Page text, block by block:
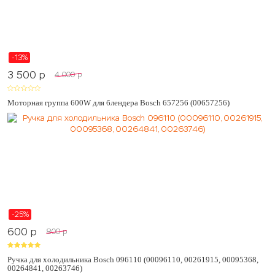
-13%
3 500 p 4 000 p
Моторная группа 600W для блендера Bosch 657256 (00657256)
-25%
600 p 800 p
Ручка для холодильника Bosch 096110 (00096110, 00261915, 00095368,
00264841, 00263746)